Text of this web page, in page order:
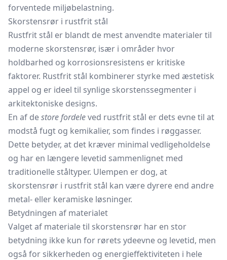
forventede miljøbelastning.
Skorstensrør i rustfrit stål
Rustfrit stål er blandt de mest anvendte materialer til
moderne skorstensrør, især i områder hvor
holdbarhed og korrosionsresistens er kritiske
faktorer. Rustfrit stål kombinerer styrke med æstetisk
appel og er ideel til synlige skorstenssegmenter i
arkitektoniske designs.
En af destore fordeleved rustfrit stål er dets evne til at
modstå fugt og kemikalier, som findes i røggasser.
Dette betyder, at det kræver minimal vedligeholdelse
og har en længere levetid sammenlignet med
traditionelle ståltyper. Ulempen er dog, at
skorstensrør i rustfrit stål kan være dyrere end andre
metal- eller keramiske løsninger.
Betydningen af materialet
Valget af materiale til skorstensrør har en stor
betydning ikke kun for rørets ydeevne og levetid, men
også for sikkerheden og energieffektiviteten i hele